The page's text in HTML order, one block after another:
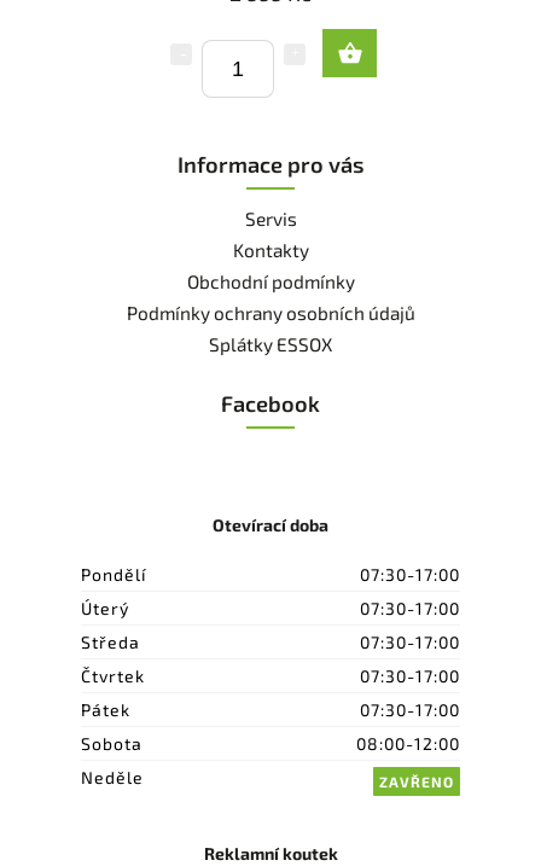
Informace pro vás
Servis
Kontakty
Obchodní podmínky
Podmínky ochrany osobních údajů
Splátky ESSOX
Facebook
Otevírací doba
Pondělí
07:30-17:00
Úterý
07:30-17:00
Středa
07:30-17:00
Čtvrtek
07:30-17:00
Pátek
07:30-17:00
Sobota
08:00-12:00
Neděle
ZAVŘENO
Reklamní koutek